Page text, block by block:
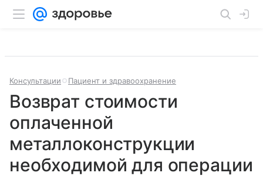
Консультации Пациент и здравоохранение
Возврат стоимости
оплаченной
металлоконструкции
необходимой для операции